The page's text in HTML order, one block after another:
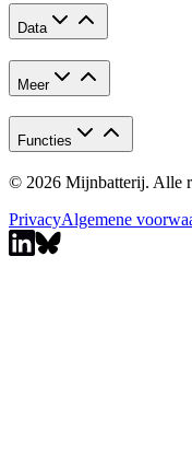
Data
Meer
Functies
© 2026 Mijnbatterij. Alle
PrivacyAlgemene